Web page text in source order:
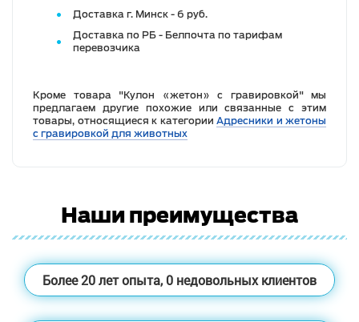
Доставка г. Минск - 6 руб.
Доставка по РБ - Белпочта по тарифам
перевозчика
Кроме товара "Кулон «жетон» с гравировкой" мы
предлагаем другие похожие или связанные с этим
товары, относящиеся к категории Адресники и жетоны
с гравировкой для животных
Наши преимущества
Более 20 лет опыта, 0 недовольных клиентов